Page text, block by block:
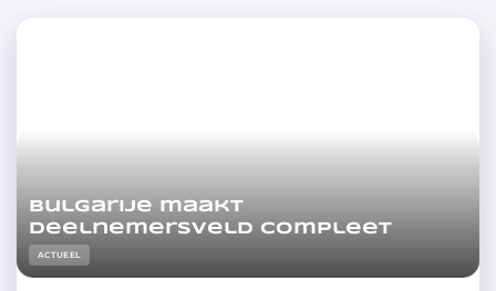
Bulgarije maakt
deelnemersveld compleet
ACTUEEL